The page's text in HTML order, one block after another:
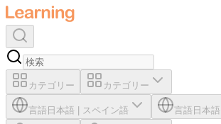
カテゴリー カテゴリー
言語 日本語 スペイン語 言語 日本語